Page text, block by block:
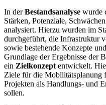
In derBestandsanalyse wurde
Stärken, Potenziale,
analysiert. Hierzu wurden im
durchgeführt, die Infrastruktur
sowie bestehende Konzepte
Grundlage der Ergebnisse der
ein Zielkonzept entwickelt.
Ziele für die Mobilitätsplanung
Projekten als Handlungs- und
sollen.